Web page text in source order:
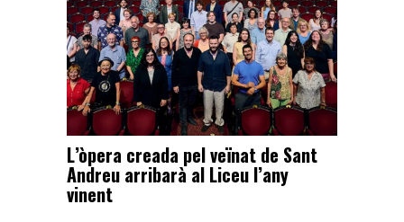
L’òpera creada pel veïnat de Sant
Andreu arribarà al Liceu l’any
vinent